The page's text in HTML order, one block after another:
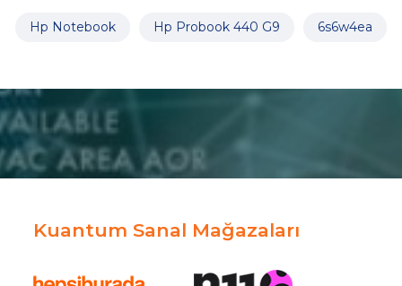
Hp Notebook Hp Probook 440 G9 6s6w4ea
Kuantum Sanal Mağazaları